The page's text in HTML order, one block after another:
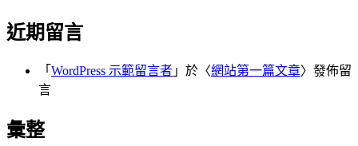
近期留言
「 WordPress 示範留言者 」於〈網站第一篇文章〉發佈留
言
彙整